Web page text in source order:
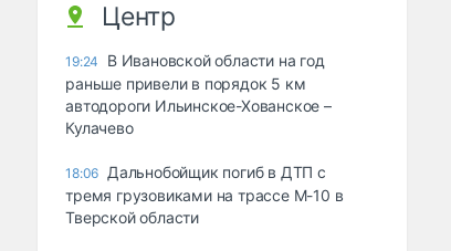
Центр
19:24
В Ивановской области на год
раньше привели в порядок 5 км
автодороги Ильинское-Хованское –
Кулачево
18:06 Дальнобойщик погиб в ДТП с
тремя грузовиками на трассе М-10 в
Тверской области